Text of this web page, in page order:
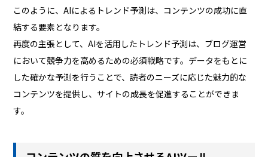
このように、AIによるトレンド予測は、コンテンツの成功に直
結する要素となります。
再度の主張として、AIを活用したトレンド予測は、ブログ運営
において競争力を高めるための必須戦略です。データをもとに
した確かな予測を行うことで、読者のニーズに応じた魅力的な
コンテンツを提供し、サイトの成長を促進することができま
す。